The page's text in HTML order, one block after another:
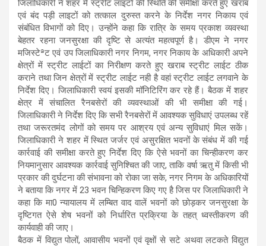
जिलाधिकारी ने शहर में स्ट्रीट लाइटों की स्थिति की समीक्षा करते हुए खराब
एवं बंद पड़ी लाइटों को तत्काल दुरुस्त करने के निर्देश नगर निकाय एवं
संबंधित विभागों को दिए। उन्होंने कहा कि रात्रि के समय प्रकाश व्यवस्था
बेहतर रहना जनसुरक्षा की दृष्टि से अत्यंत महत्वपूर्ण है। डीएम ने नगर
मजिस्टेªट एवं उप जिलाधिकारी नगर निगम, नगर निकाय के अधिकारी अपने
क्षेत्रों में स्ट्रीट लाईटों का निरीक्षण करते हुए खराब स्ट्रीट लाईट ठीक
कराने तथा जिन क्षेत्रों में स्ट्रीट लाईट नही है वहां स्ट्रीट लाईट लगवाने के
निर्देश दिए। जिलाधिकारी स्वयं इसकी मॉनिटिरिंग कर रहे हैं। बैठक में शहर
क्षेत्र में संचालित रैनबसेरों की व्यवस्थाओं की भी समीक्षा की गई।
जिलाधिकारी ने निर्देश दिए कि सभी रैनबसेरों में आवश्यक सुविधाएं उपलब्ध रहें
तथा जरूरतमंद लोगों को समय पर आश्रय एवं अन्य सुविधाएं मिल सकें।
जिलाधिकारी ने शहर में स्थित जर्जर एवं असुरक्षित भवनों के संबंध में की गई
कार्रवाई की समीक्षा करते हुए निर्देश दिए कि ऐसे भवनों का चिन्हीकरण कर
नियमानुसार आवश्यक कार्रवाई सुनिश्चित की जाए, ताकि वर्षा ऋतु में किसी भी
प्रकार की दुर्घटना की संभावना को रोका जा सके, नगर निगम के अधिकारियों
ने बताया कि नगर में 23 भवन चिन्हिकरण किए गए है जिस पर जिलाधिकारी ने
कहा कि मा0 न्यायालय में लम्बित वाद वालें भवनों को छोड़कर जनसुरक्षा के
दृष्टिगत ऐसे शेष भवनों को निर्धारित प्रक्रिया के तहत् ध्वस्तीकरण की
कार्यवाही की जाए।
बैठक में विद्युत पोलों, आवासीय भवनों एवं वृक्षों से सटे अथवा लटकते विद्युत